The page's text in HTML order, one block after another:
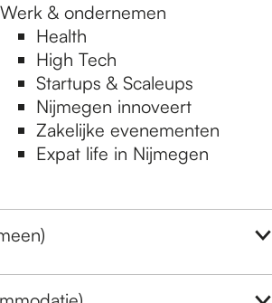
Werk & ondernemen
Health
High Tech
Startups & Scaleups
Nijmegen innoveert
Zakelijke evenementen
Expat life in Nijmegen